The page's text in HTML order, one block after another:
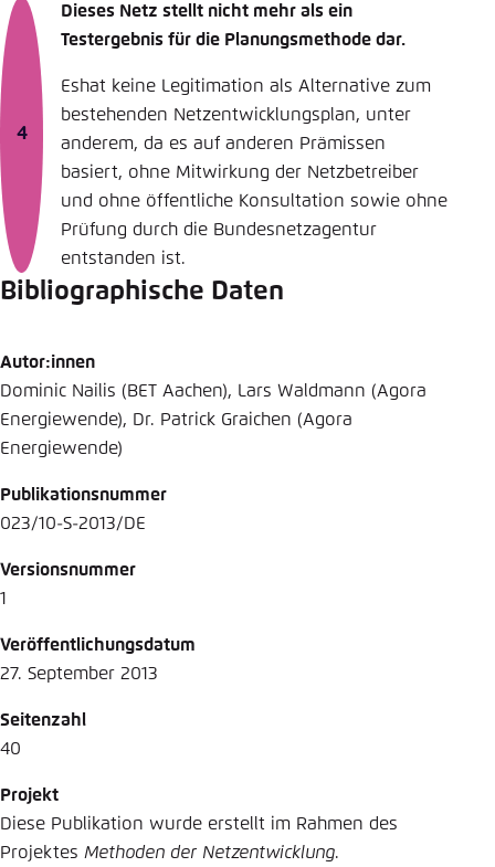
Dieses Netz stellt nicht mehr als ein
Testergebnis für die Planungsmethode dar.
Eshat keine Legitimation als Alternative zum
bestehenden Netzentwicklungsplan, unter
anderem, da es auf anderen Prämissen
basiert, ohne Mitwirkung der Netzbetreiber
und ohne öffentliche Konsultation sowie ohne
Prüfung durch die Bundesnetzagentur
entstanden ist.
Bibliographische Daten
Autor:innen
Dominic Nailis (BET Aachen), Lars Waldmann (Agora
Energiewende), Dr. Patrick Graichen (Agora
Energiewende)
Publikationsnummer
023/10-S-2013/DE
Versionsnummer
1
Veröffentlichungsdatum
27. September 2013
Seitenzahl
40
Projekt
Diese Publikation wurde erstellt im Rahmen des
Projektes Methoden der Netzentwicklung.